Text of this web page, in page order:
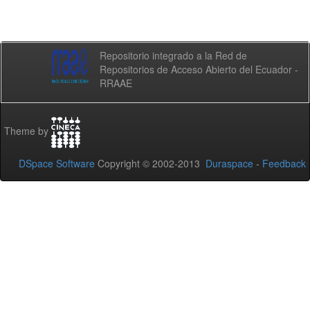
Repositorio integrado a la Red de
Repositorios de Acceso Abierto del Ecuador -
RRAAE
Theme by
DSpace Software Copyright © 2002-2013 Duraspace - Feedback